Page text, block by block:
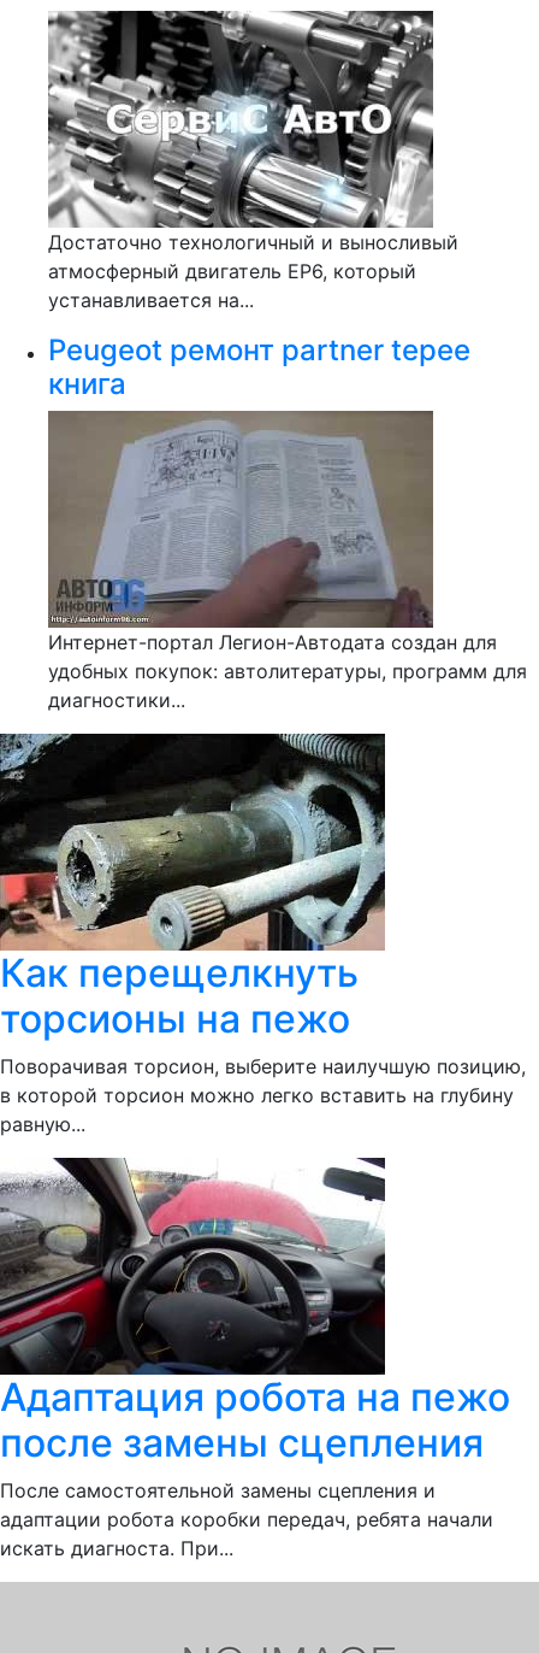
Достаточно технологичный и выносливый
атмосферный двигатель ЕР6, который
устанавливается на...
Peugeot ремонт partner tepee
книга
Интернет-портал Легион-Автодата создан для
удобных покупок: автолитературы, программ для
диагностики...
Как перещелкнуть
торсионы на пежо
Поворачивая торсион, выберите наилучшую позицию,
в которой торсион можно легко вставить на глубину
равную...
Адаптация робота на пежо
после замены сцепления
После самостоятельной замены сцепления и
адаптации робота коробки передач, ребята начали
искать диагноста. При...